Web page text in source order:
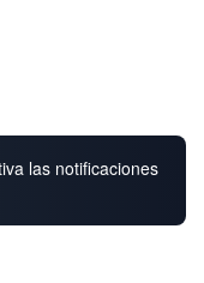
las notificaciones